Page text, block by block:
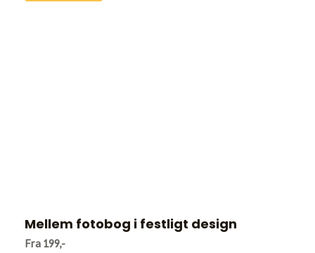
Mellem fotobog i festligt design
Fra 199,-